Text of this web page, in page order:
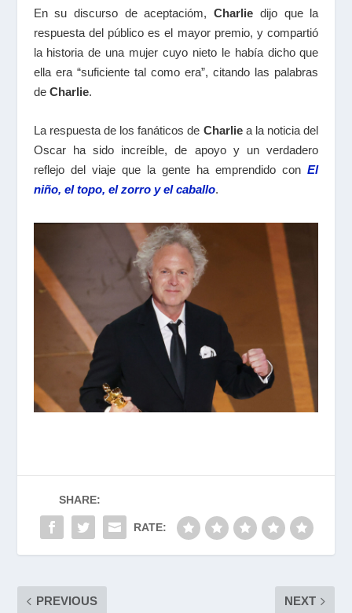
En su discurso de aceptacióm,Charlie dijo que la
respuesta del público es el mayor premio, y compartió
la historia de una mujer cuyo nieto le había dicho que
ella era “suficiente tal como era”, citando las palabras
de Charlie.
La respuesta de los fanáticos de Charliea la noticia del
Oscar ha sido increíble, de apoyo y un verdadero
reflejo del viaje que la gente ha emprendido conEl
niño, el topo, el zorro y el caballo.
SHARE:
RATE:
PREVIOUS NEXT